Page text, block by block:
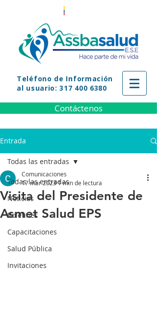
Teléfono de Información
al usuario: 317 400 6380
Contáctenos
Entrada
Todas las entradas
Noticias
Boletines
Capacitaciones
Salud Pública
Invitaciones
Todas las entradas
Visita del Presidente de
Asmet Salud EPS
Comunicaciones
17 mar 20231 min de lectura